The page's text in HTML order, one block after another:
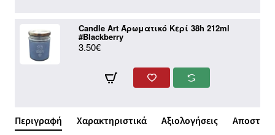
Περιγραφή Χαρακτηριστικά Αξιολογήσεις
Candle Art Άρωματικό Κερί 38h 212ml
#Blackberry
3.50€